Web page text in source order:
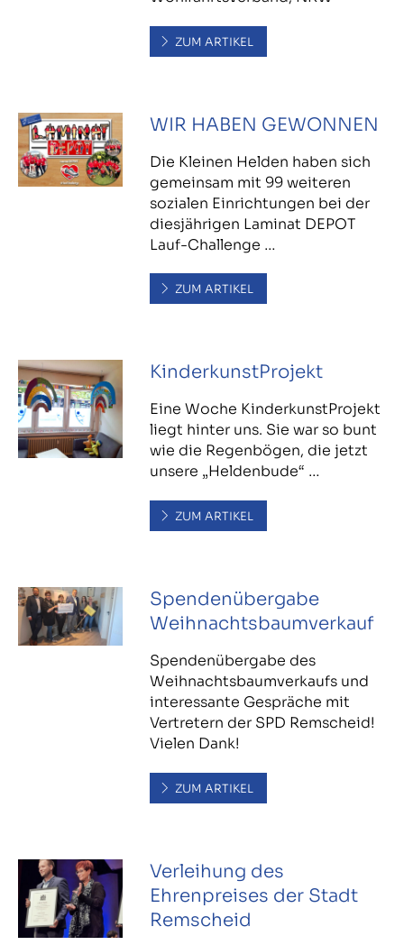
ZUM ARTIKEL
WIR HABEN GEWONNEN
Die Kleinen Helden haben sich
gemeinsam mit 99 weiteren
sozialen Einrichtungen bei der
diesjährigen Laminat DEPOT
Lauf-Challenge …
ZUM ARTIKEL
KinderkunstProjekt
Eine Woche KinderkunstProjekt
liegt hinter uns. Sie war so bunt
wie die Regenbögen, die jetzt
unsere „Heldenbude“ …
ZUM ARTIKEL
Spendenübergabe
Weihnachtsbaumverkauf
Spendenübergabe des
Weihnachtsbaumverkaufs und
interessante Gespräche mit
Vertretern der SPD Remscheid!
Vielen Dank!
ZUM ARTIKEL
Verleihung des
Ehrenpreises der Stadt
Remscheid